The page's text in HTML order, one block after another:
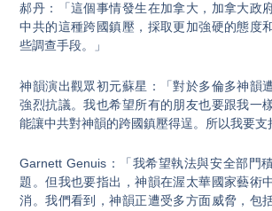
郝丹：「這個事情發生在加拿大，加拿大政
中共的這種跨國鎮壓，採取更加強硬的態度
些調查手段。」
神韻演出觀眾初元蘇星：「對於多倫多神韻
強烈抗議。我也希望所有的朋友也要跟我一
能讓中共對神韻的跨國鎮壓得逞。所以我要支
Garnett Genuis：「我希望執法與安全部門
題。但我也要指出，神韻在渥太華國家藝術
消。我們看到，神韻正遭受多方面威脅，包